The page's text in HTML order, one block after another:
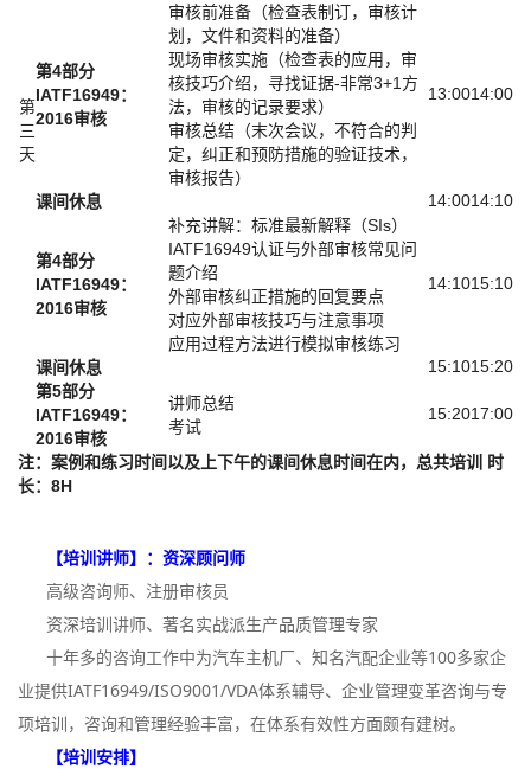
第
三
天
第4部分
IATF16949：
2016审核
审核前准备（检查表制订，审核计
划，文件和资料的准备）
13:0014:00
现场审核实施（检查表的应用，审
核技巧介绍，寻找证据-非常3+1方
法，审核的记录要求）
审核总结（末次会议，不符合的判
定，纠正和预防措施的验证技术，
审核报告）
课间休息
14:0014:10
第4部分
IATF16949：
2016审核
补充讲解：标准最新解释（SIs）
IATF16949认证与外部审核常见问
题介绍
外部审核纠正措施的回复要点
对应外部审核技巧与注意事项
应用过程方法进行模拟审核练习
14:1015:10
课间休息 15:1015:20
第5部分
IATF16949：
2016审核
讲师总结
考试
15:2017:00
注：案例和练习时间以及上下午的课间休息时间在内，总共培训 时
长：8H
【培训讲师】：资深顾问师
高级咨询师、注册审核员
资深培训讲师、著名实战派生产品质管理专家
十年多的咨询工作中为汽车主机厂、知名汽配企业等100多家企
业提供IATF16949/ISO9001/VDA体系辅导、企业管理变革咨询与专
项培训，咨询和管理经验丰富，在体系有效性方面颇有建树。
【培训安排】